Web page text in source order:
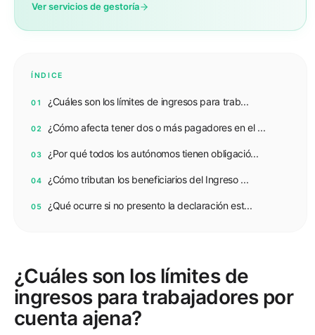
Ver servicios de gestoría
ÍNDICE
01 ¿Cuáles son los límites de ingresos para trab...
02 ¿Cómo afecta tener dos o más pagadores en el ...
03 ¿Por qué todos los autónomos tienen obligació...
04 ¿Cómo tributan los beneficiarios del Ingreso ...
05 ¿Qué ocurre si no presento la declaración est...
¿Cuáles son los límites de
ingresos para trabajadores por
cuenta ajena?